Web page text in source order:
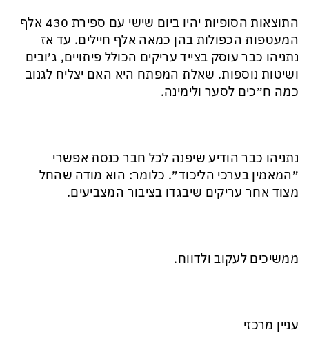
התוצאות הסופיות יהיו ביום שישי עם ספירת 430 אלף
המעטפות הכפולות בהן כמאה אלף חיילים. עד אז
נתניהו כבר עוסק בצייד עריקים הכולל פיתויים, ג׳ובים
ושיטות נוספות. שאלת המפתח היא האם יצליח לגנוב
כמה ח״כים לסער ולימינה.
נתניהו כבר הודיע שיפנה לכל חבר כנסת אפשרי
״המאמין בערכי הליכוד״. כלומר: הוא מודה שהחל
מצוד אחר עריקים שיבגדו בציבור המצביעים.
ממשיכים לעקוב ולדווח.
עניין מרכזי